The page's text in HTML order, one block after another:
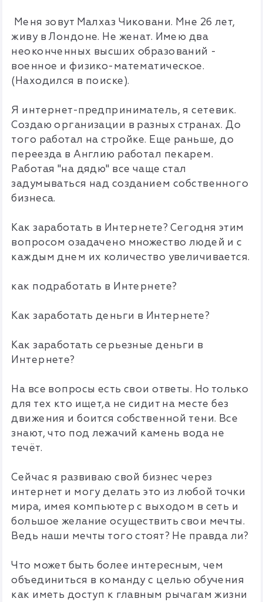
Меня зовут Малхаз Чиковани. Мне 26 лет,
живу в Лондоне. Не женат. Имею два
неоконченных высших образований -
военное и физико-математическое.
(Находился в поиске).
Я интернет-предприниматель, я сетевик.
Создаю организации в разных странах. До
того работал на стройке. Еще раньше, до
переезда в Англию работал пекарем.
Работая "на дядю" все чаще стал
задумываться над созданием собственного
бизнеса.
Как заработать в Интернете? Сегодня этим
вопросом озадачено множество людей и с
каждым днем их количество увеличивается.
как подработать в Интернете?
Как заработать деньги в Интернете?
Как заработать серьезные деньги в
Интернете?
На все вопросы есть свои ответы. Но только
для тех кто ищет,а не сидит на месте без
движения и боится собственной тени. Все
знают, что под лежачий камень вода не
течёт.
Сейчас я развиваю свой бизнес через
интернет и могу делать это из любой точки
мира, имея компьютер с выходом в сеть и
большое желание осуществить свои мечты.
Ведь наши мечты того стоят? Не правда ли?
Что может быть более интересным, чем
объединиться в команду с целью обучения
как иметь доступ к главным рычагам жизни